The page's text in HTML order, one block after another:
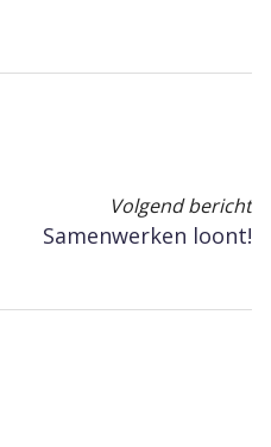
Volgend bericht
Samenwerken loont!